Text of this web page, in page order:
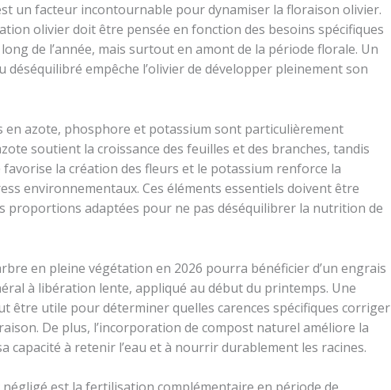
un facteur incontournable pour dynamiser la floraison olivier.
olivier doit être pensée en fonction des besoins spécifiques
de l’année, mais surtout en amont de la période florale. Un
déséquilibré empêche l’olivier de développer pleinement son
en azote, phosphore et potassium sont particulièrement
soutient la croissance des feuilles et des branches, tandis
la création des fleurs et le potassium renforce la
environnementaux. Ces éléments essentiels doivent être
proportions adaptées pour ne pas déséquilibrer la nutrition de
en pleine végétation en 2026 pourra bénéficier d’un engrais
à libération lente, appliqué au début du printemps. Une
être utile pour déterminer quelles carences spécifiques corriger
De plus, l’incorporation de compost naturel améliore la
capacité à retenir l’eau et à nourrir durablement les racines.